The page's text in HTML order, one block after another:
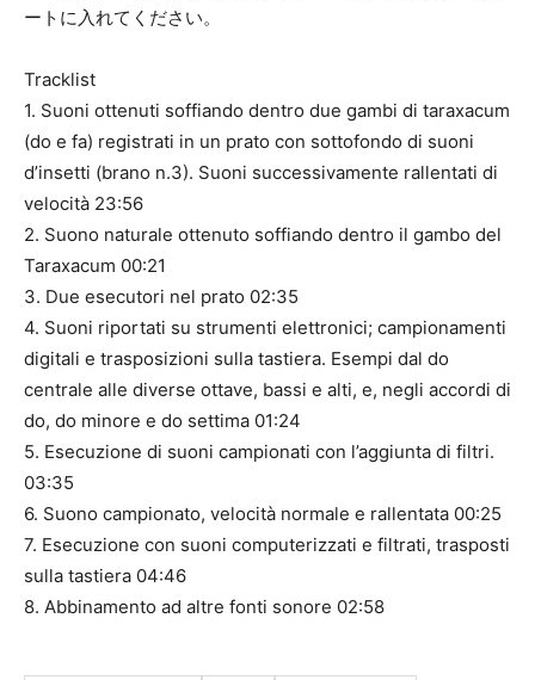
ートに入れてください。
Tracklist
1. Suoni ottenuti soffiando dentro due gambi di taraxacum
(do e fa) registrati in un prato con sottofondo di suoni
d’insetti (brano n.3). Suoni successivamente rallentati di
velocità 23:56
2. Suono naturale ottenuto soffiando dentro il gambo del
Taraxacum 00:21
3. Due esecutori nel prato 02:35
4. Suoni riportati su strumenti elettronici; campionamenti
digitali e trasposizioni sulla tastiera. Esempi dal do
centrale alle diverse ottave, bassi e alti, e, negli accordi di
do, do minore e do settima 01:24
5. Esecuzione di suoni campionati con l’aggiunta di filtri.
03:35
6. Suono campionato, velocità normale e rallentata 00:25
7. Esecuzione con suoni computerizzati e filtrati, trasposti
sulla tastiera 04:46
8. Abbinamento ad altre fonti sonore 02:58